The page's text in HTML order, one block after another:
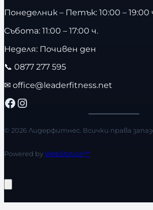
Понеделник – Петък: 10:00 – 19:00
Събота: 11:00 – 17:00 ч.
Неделя: Почивен ден
📞 0877 277 595
✉ office@leaderfitness.net
Facebook Instagram
© 2026 Лидерфитнес. Всички права
Powered byWebStation™